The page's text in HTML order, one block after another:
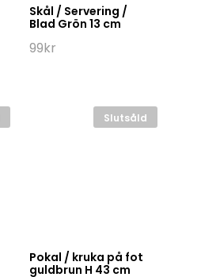
Skål / Servering /
Blad Grön 13 cm
99kr
Slutsåld
Pokal / kruka på fot
guldbrun H 43 cm